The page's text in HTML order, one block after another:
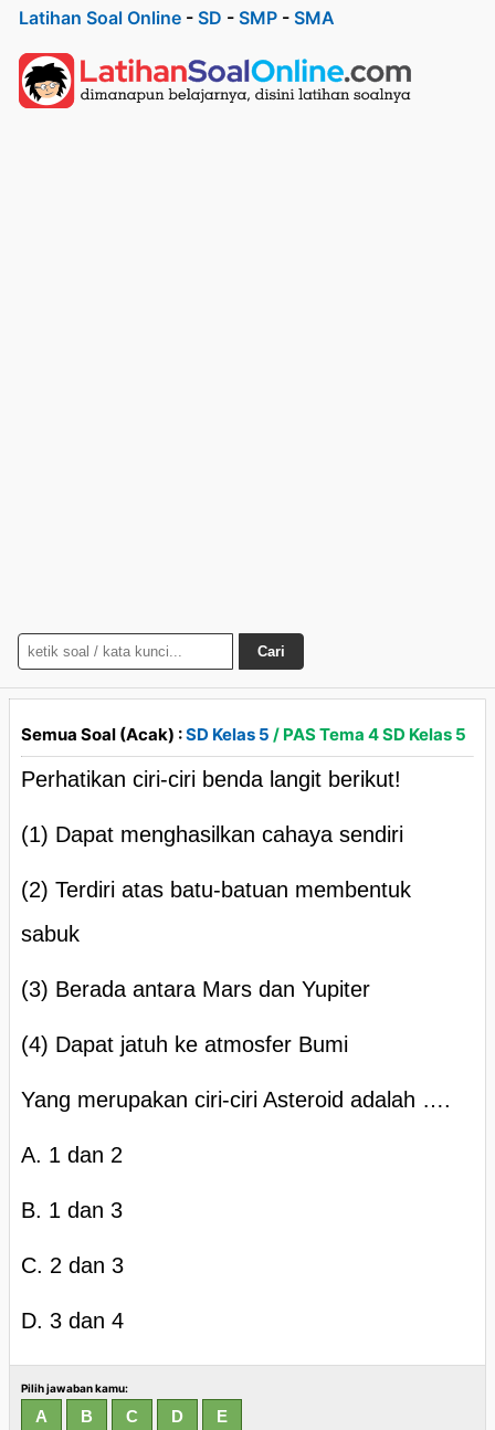
Latihan Soal Online - SD - SMP - SMA
Cari
Semua Soal (Acak) :SD Kelas 5 / PAS Tema 4 SD Kelas 5
Perhatikan ciri-ciri benda langit berikut!
(1) Dapat menghasilkan cahaya sendiri
(2) Terdiri atas batu-batuan membentuk
sabuk
(3) Berada antara Mars dan Yupiter
(4) Dapat jatuh ke atmosfer Bumi
Yang merupakan ciri-ciri Asteroid adalah ….
A. 1 dan 2
B. 1 dan 3
C. 2 dan 3
D. 3 dan 4
Pilih jawaban kamu: